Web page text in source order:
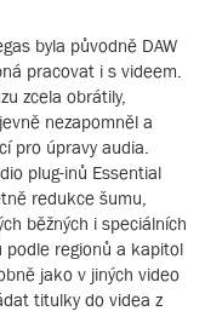
byla původně DAW
pracovat i s videem.
zcela obrátily,
nezapomněl a
pro úpravy audia.
plug-inů Essential
redukce šumu,
běžných i speciálních
regionů a kapitol
jako v jiných video
titulky do videa z